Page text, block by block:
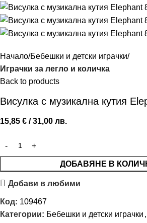
Начало Бебешки и детски играчки
Играчки за легло и количка
Back to products
Висулка с музикална кутия
15,85 € / 31,00 лв.
ДОБАВЯНЕ В
Добави в любими
Код: 109467
Категории: Бебешки и детски играчки ,